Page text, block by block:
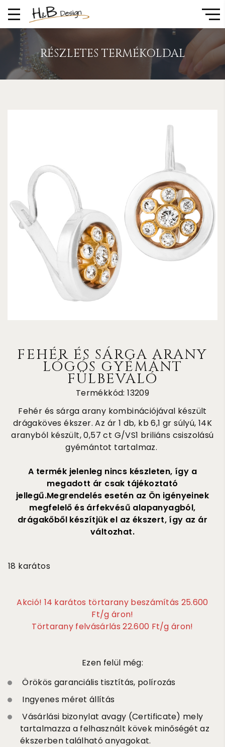
RÉSZLETES TERMÉKOLDAL
FEHÉR ÉS SÁRGA ARANY
LÓGÓS GYÉMÁNT
FÜLBEVALÓ
Termékkód: 13209
Fehér és sárga arany kombinációjával készült
drágaköves ékszer. Az ár 1 db, kb 6,1 gr súlyú, 14K
aranyból készült, 0,57 ct G/VS1 briliáns csiszolású
gyémántot tartalmaz.
A termék jelenleg nincs készleten, így a
megadott ár csak tájékoztató
jellegű.Megrendelés esetén az Ön igényeinek
megfelelő és árfekvésű alapanyagból,
drágakőből készítjük el az ékszert, így az ár
változhat.
18 karátos
Akció! 14 karátos törtarany beszámítás 25.600
Ft/g áron!
Törtarany felvásárlás 22.600 Ft/g áron!
Ezen felül még:
Örökös garanciális tisztítás, polírozás
Ingyenes méret állítás
Vásárlási bizonylat avagy (Certificate) mely
tartalmazza a felhasznált kövek minőségét az
ékszerben található anyagokat.